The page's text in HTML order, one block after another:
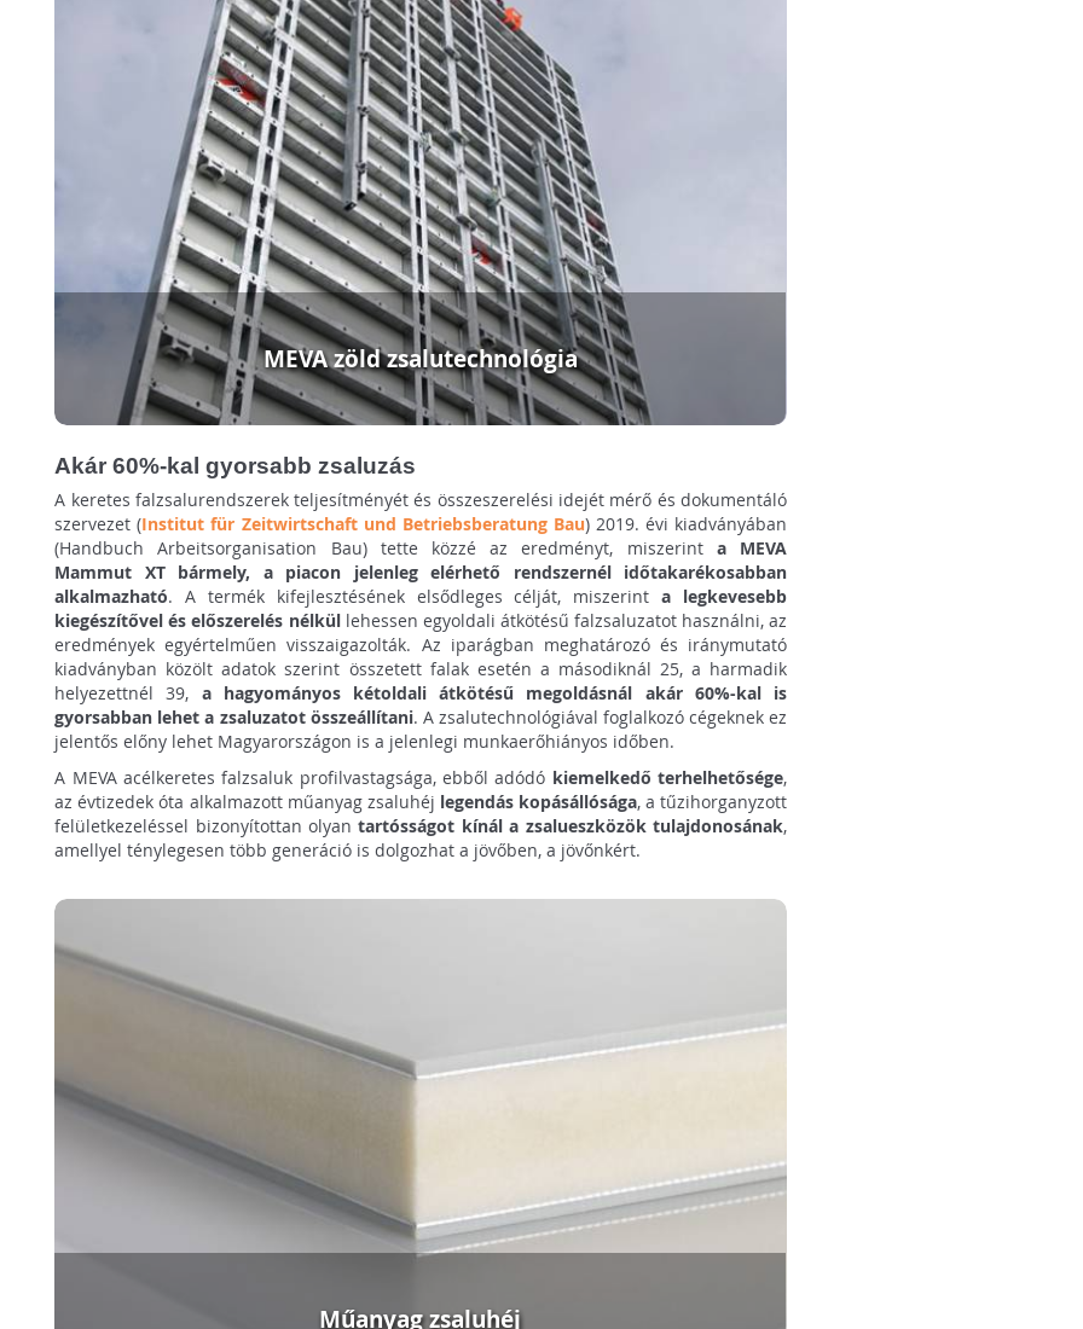
MEVA zöld zsalutechnológia
Akár 60%-kal gyorsabb zsaluzás
A keretes falzsalurendszerek teljesítményét és összeszerelési idejét mérő és dokumentáló
szervezet (Institut für Zeitwirtschaft und Betriebsberatung Bau) 2019. évi kiadványában
(Handbuch Arbeitsorganisation Bau) tette közzé az eredményt, miszerint a MEVA
Mammut XT bármely, a piacon jelenleg elérhető rendszernél időtakarékosabban
alkalmazható. A termék kifejlesztésének elsődleges célját, miszerinta legkevesebb
kiegészítővel és előszerelés nélküllehessen egyoldali átkötésű falzsaluzatot használni, az
eredmények egyértelműen visszaigazolták. Az iparágban meghatározó és iránymutató
kiadványban közölt adatok szerint összetett falak esetén a másodiknál 25, a harmadik
helyezettnél 39, a hagyományos kétoldali átkötésű megoldásnál akár 60%-kal is
gyorsabban lehet a zsaluzatot összeállítani. A zsalutechnológiával foglalkozó cégeknek ez
jelentős előny lehet Magyarországon is a jelenlegi munkaerőhiányos időben.
A MEVA acélkeretes falzsaluk profilvastagsága, ebből adódó kiemelkedő terhelhetősége,
az évtizedek óta alkalmazott műanyag zsaluhéj legendás kopásállósága, a tűzihorganyzott
felületkezeléssel bizonyítottan olyantartósságot kínál a zsalueszközök tulajdonosának,
amellyel ténylegesen több generáció is dolgozhat a jövőben, a jövőnkért.
Műanyag zsaluhéj